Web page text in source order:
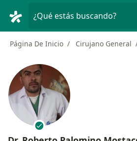
¿Qué estás buscando?
Página De Inicio Cirujano General